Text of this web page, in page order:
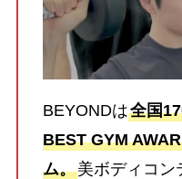
BEYONDは全国
BEST GYM
ム。美ボディコン